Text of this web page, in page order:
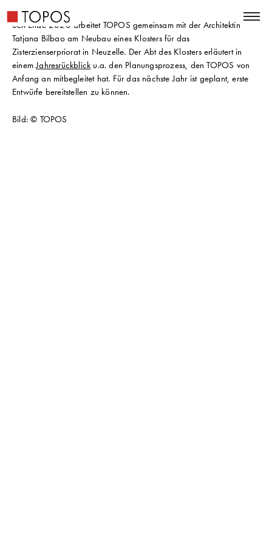
Seit Ende 2020 arbeitet TOPOS gemeinsam mit der Architektin
Tatjana Bilbao am Neubau eines Klosters für das
Zisterzienserpriorat in Neuzelle. Der Abt des Klosters erläutert in
einemJahresrückblick u.a. den Planungsprozess, den TOPOS von
Anfang an mitbegleitet hat. Für das nächste Jahr ist geplant, erste
Entwürfe bereitstellen zu können.
Bild: © TOPOS